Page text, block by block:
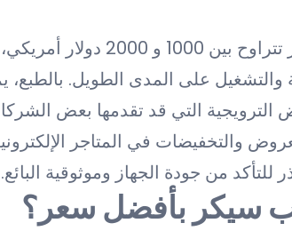
التكلفة الأساسية لجهاز ديب
والتشغيل على المدى الطويل. بالطبع،
التي قد تقدمها بعض
والتخفيضات في المتاجر
من جودة الجهاز وموثوقية البائع.
سيكر بأفضل سعر؟